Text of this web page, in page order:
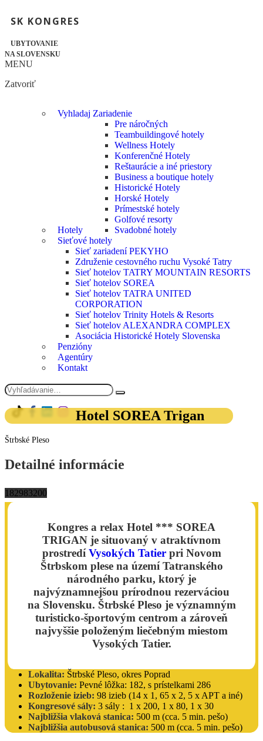
SK KONGRES
UBYTOVANIE
NA SLOVENSKU
MENU
Zatvoriť
Vyhladaj Zariadenie
Hotely
Pre náročných
Teambuildingové hotely
Wellness Hotely
Konferenčné Hotely
Reštaurácie a iné priestory
Business a boutique hotely
Historické Hotely
Horské Hotely
Prímestské hotely
Golfové resorty
Svadobné hotely
Sieťové hotely
Sieť zariadení PEKYHO
Združenie cestovného ruchu Vysoké Tatry
Sieť hotelov TATRY MOUNTAIN RESORTS
Sieť hotelov SOREA
Sieť hotelov TATRA UNITED
CORPORATION
Sieť hotelov Trinity Hotels & Resorts
Sieť hotelov ALEXANDRA COMPLEX
Asociácia Historické Hotely Slovenska
Penzióny
Agentúry
Kontakt
Hotel SOREA Trigan
Štrbské Pleso
Detailné informácie
182983200
Kongres a relax Hotel *** SOREA
TRIGAN je situovaný v atraktívnom
prostredíVysokých Tatier pri Novom
Štrbskom plese na území Tatranského
národného parku, ktorý je
najvýznamnejšou prírodnou rezerváciou
na Slovensku. Štrbské Pleso je významným
turisticko-športovým centrom a zároveň
najvyššie položeným liečebným miestom
Vysokých Tatier.
Lokalita: Štrbské Pleso, okres Poprad
Ubytovanie: Pevné lôžka: 182, s prístelkami 286
Rozloženie izieb: 98 izieb (14 x 1, 65 x 2, 5 x APT a iné)
Kongresové sály: 3 sály : 1 x 200, 1 x 80, 1 x 30
Najbližšia vlaková stanica: 500 m (cca. 5 min. pešo)
Najbližšia autobusová stanica: 500 m (cca. 5 min. pešo)